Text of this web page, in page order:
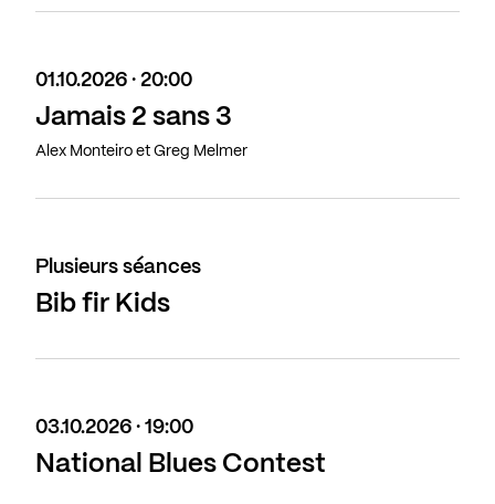
01.10.2026 · 20:00
Jamais 2 sans 3
Alex Monteiro et Greg Melmer
Plusieurs séances
Bib fir Kids
03.10.2026 · 19:00
National Blues Contest